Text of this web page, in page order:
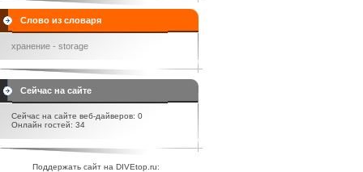
Слово из словаря
хранение - storage
Сейчас на сайте
Сейчас на сайте веб-дайверов: 0
Онлайн гостей: 34
Поддержать сайт на DIVEtop.ru: